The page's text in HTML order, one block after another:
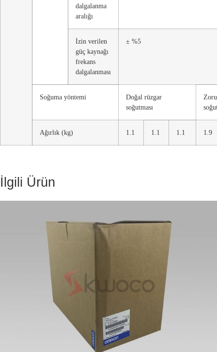
dalgalanma
aralığı
İzin verilen
güç kaynağı
frekans
dalgalanması
± %5
Soğuma yöntemi
Doğal rüzgar
soğutması
Ağırlık (kg) 1.1 1.1 1.1 1.9
İlgili Ürün